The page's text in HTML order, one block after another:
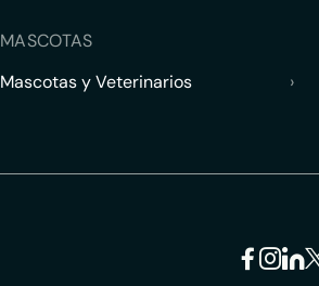
MASCOTAS
Mascotas y Veterinarios
›